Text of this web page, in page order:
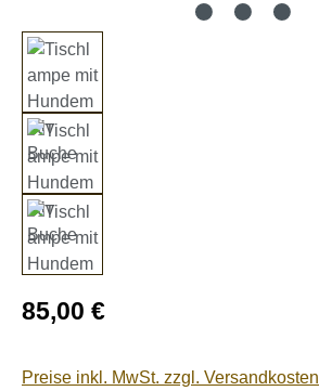
Regulärer Preis:
85,00 €
Preise inkl. MwSt. zzgl. Versandkosten